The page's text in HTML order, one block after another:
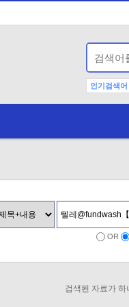
인기검색어
OR
검색된 자료가 하